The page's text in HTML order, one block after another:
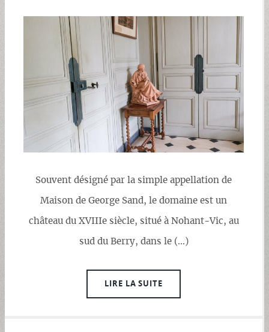
Souvent désigné par la simple appellation de
Maison de George Sand, le domaine est un
château du XVIIIe siècle, situé à Nohant-Vic, au
sud du Berry, dans le (…)
LIRE LA SUITE